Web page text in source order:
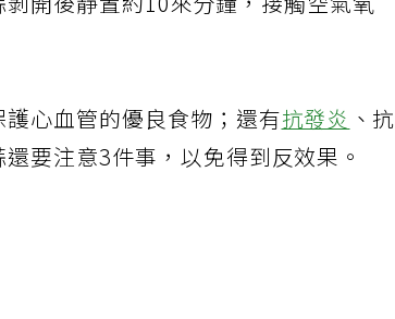
開後靜置約10來分鐘，接觸空氣氧
護心血管的優良食物；還有抗發炎 、抗
要注意3件事，以免得到反效果。